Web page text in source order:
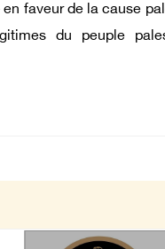
faveur de la cause
du peuple